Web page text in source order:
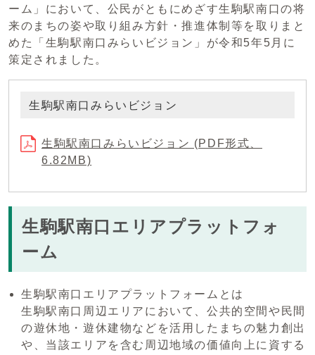
ーム」において、公民がともにめざす生駒駅南口の将
来のまちの姿や取り組み方針・推進体制等を取りまと
めた「生駒駅南口みらいビジョン」が令和5年5月に
策定されました。
生駒駅南口みらいビジョン
生駒駅南口みらいビジョン (PDF形式、
6.82MB)
生駒駅南口エリアプラットフォ
ーム
生駒駅南口エリアプラットフォームとは
生駒駅南口周辺エリアにおいて、公共的空間や民間
の遊休地・遊休建物などを活用したまちの魅力創出
や、当該エリアを含む周辺地域の価値向上に資する